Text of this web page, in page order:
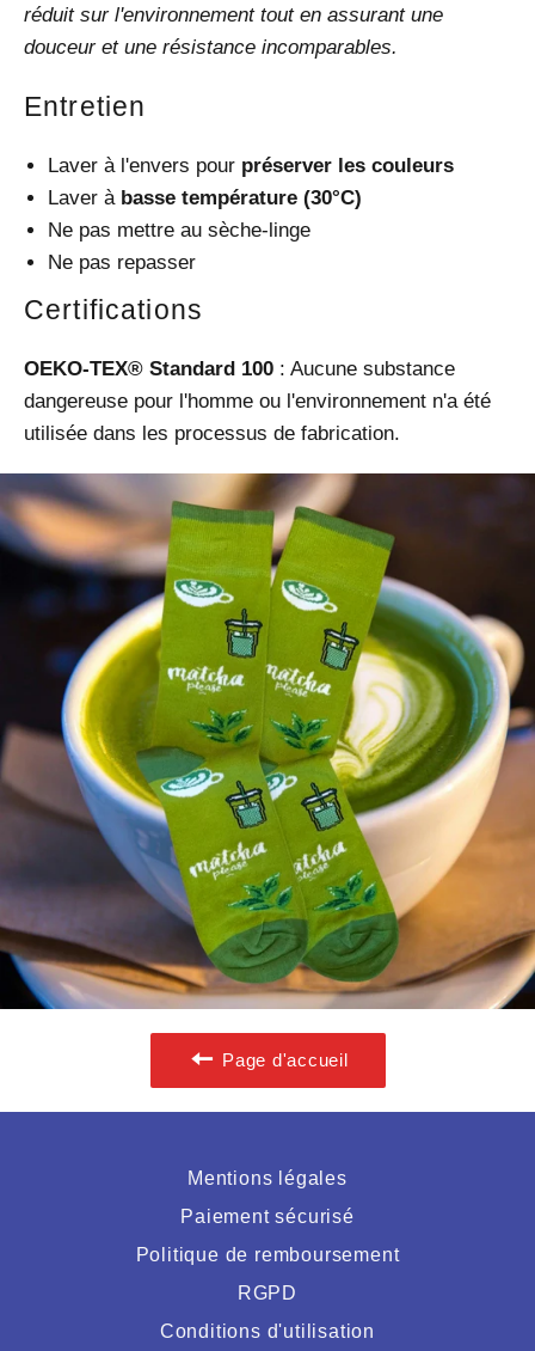
réduit sur l'environnement tout en assurant une
douceur et une résistance incomparables.
Entretien
Laver à l'envers pour préserver les couleurs
Laver à basse température (30°C)
Ne pas mettre au sèche-linge
Ne pas repasser
Certifications
OEKO-TEX® Standard 100 : Aucune substance
dangereuse pour l'homme ou l'environnement n'a été
utilisée dans les processus de fabrication.
Page d'accueil
Mentions légales
Paiement sécurisé
Politique de remboursement
RGPD
Conditions d'utilisation